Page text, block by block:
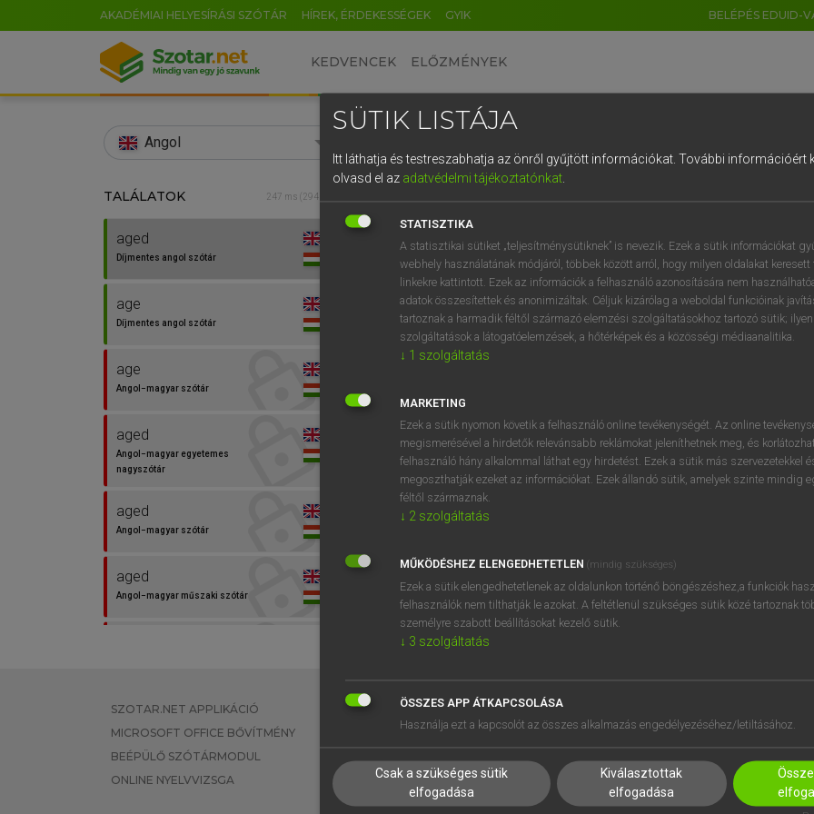
AKADÉMIAI HELYESÍRÁSI SZÓTÁR HÍREK, ÉRDEKESSÉGEK GYIK BELÉPÉS EDUID-
KEDVENCEK ELŐZMÉNYEK
Angol
TALÁLATOK 247 ms (294 db)
aged
Díjmentes angol szótár
age
Díjmentes angol szótár
age
Angol−magyar szótár
aged
Angol−magyar egyetemes
nagyszótár
aged
Angol−magyar szótár
aged
Angol−magyar műszaki szótár
age
Angol−magyar pénzügyi szótár
age
Díjmentes angol szótár
mn koros
idős
öreg
vén
→age ige (Infinitive)
→aging ige
⚲ agedkeresése szótárainkban
SZOTAR.NET APPLIKÁCIÓ
MICROSOFT OFFICE BŐVÍTMÉNY
BEÉPÜLŐ SZÓTÁRMODUL
ONLINE NYELVVIZSGA
EGYÉNI FELHASZNÁLÓKNAK
TANULÓKNAK
VÁLLALATI MEGOLDÁSOK
SÚGÓ
RÓLUNK
SÜTI BEÁLLÍTÁSOK
SÜTIK LISTÁJA
Itt láthatja és testreszabhatja az önről gyűjtött információkat. További információért
olvasd el az adatvédelmi tájékoztatónkat.
STATISZTIKA
A statisztikai sütiket „teljesítménysütiknek” is nevezik. Ezek a sütik információkat
webhely használatának módjáról, többek között arról, hogy milyen oldalakat keresett
linkekre kattintott. Ezek az információk a felhasználó azonosítására nem
adatok összesítettek és anonimizáltak. Céljuk kizárólag a weboldal funkcióinak
tartoznak a harmadik féltől származó elemzési szolgáltatásokhoz tartozó sütik;
szolgáltatások a látogatóelemzések, a hőtérképek és a közösségi médiaanalitika.
↓ 1 szolgáltatás
MARKETING
Ezek a sütik nyomon követik a felhasználó online tevékenységét. Az online
megismerésével a hirdetők relevánsabb reklámokat jeleníthetnek meg, és
felhasználó hány alkalommal láthat egy hirdetést. Ezek a sütik más szervezetekkel
megoszthatják ezeket az információkat. Ezek állandó sütik, amelyek szinte mindig
féltől származnak.
↓ 2 szolgáltatás
MŰKÖDÉSHEZ ELENGEDHETETLEN (mindig szükséges)
Ezek a sütik elengedhetetlenek az oldalunkon történő böngészéshez,a funkciók
felhasználók nem tilthatják le azokat. A feltétlenül szükséges sütik közé tartoznak
személyre szabott beállításokat kezelő sütik.
↓ 3 szolgáltatás
ÖSSZES APP ÁTKAPCSOLÁSA
Használja ezt a kapcsolót az összes alkalmazás engedélyezéséhez/letiltásához.
Csak a szükséges sütik
elfogadása
Kiválasztottak
elfogadása
EN HU DE CN FR ES IT NL
0 1 2 3 4 5 6 7 8 9
q w e r t z u i
a s d f g h j k l é
í y x c v b n m , .